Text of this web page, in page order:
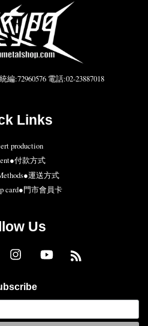
編:72960576 電話:02-23887018
Links
production
付款方式
運送方式
card●門市會員卡
Us
Instagram YouTube